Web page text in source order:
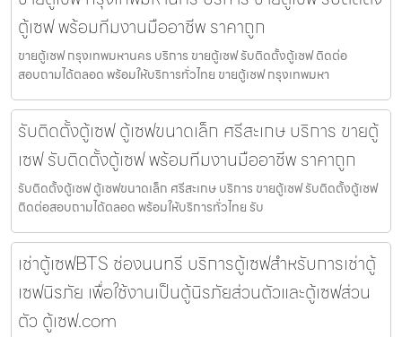
ตู้เซฟ พร้อมทีมงานมืออาชีพ ราคาถูก
ขายตู้เซฟ กรุงเทพมหานคร บริการ ขายตู้เซฟ รับติดตั้งตู้เซฟ ติดต่อ
สอบถามได้ตลอด พร้อมให้บริการทั่วไทย ขายตู้เซฟ กรุงเทพมหา
รับติดตั้งตู้เซฟ ตู้เซฟขนาดเล็ก ศรีสะเกษ บริการ ขายตู้
เซฟ รับติดตั้งตู้เซฟ พร้อมทีมงานมืออาชีพ ราคาถูก
รับติดตั้งตู้เซฟ ตู้เซฟขนาดเล็ก ศรีสะเกษ บริการ ขายตู้เซฟ รับติดตั้งตู้เซฟ
ติดต่อสอบถามได้ตลอด พร้อมให้บริการทั่วไทย รับ
เช่าตู้เซฟBTS ช่องนนทรี บริการตู้เซฟสำหรับการเช่าตู้
เซฟนิรภัย เพื่อใช้งานเป็นตู้นิรภัยส่วนตัวและตู้เซฟส่วน
ตัว ตู้เซฟ.com